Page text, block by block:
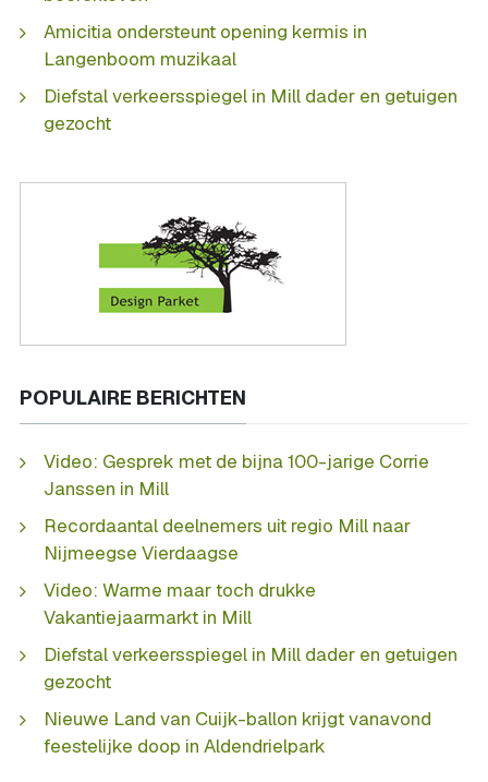
Amicitia ondersteunt opening kermis in
Langenboom muzikaal
Diefstal verkeersspiegel in Mill dader en getuigen
gezocht
POPULAIRE BERICHTEN
Video: Gesprek met de bijna 100-jarige Corrie
Janssen in Mill
Recordaantal deelnemers uit regio Mill naar
Nijmeegse Vierdaagse
Video: Warme maar toch drukke
Vakantiejaarmarkt in Mill
Diefstal verkeersspiegel in Mill dader en getuigen
gezocht
Nieuwe Land van Cuijk-ballon krijgt vanavond
feestelijke doop in Aldendrielpark